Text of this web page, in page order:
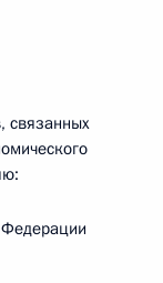
связанных